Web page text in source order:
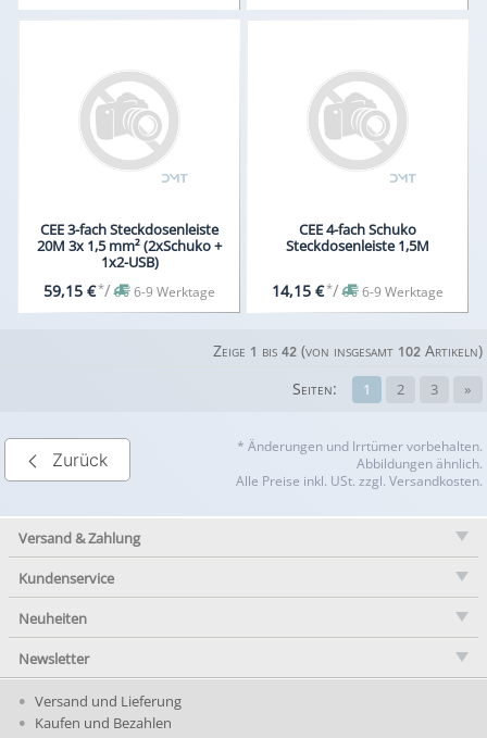
CEE 3-fach Steckdosenleiste
20M 3x 1,5 mm² (2xSchuko +
1x2-USB)
59,15 €*/ 6-9 Werktage
CEE 4-fach Schuko
Steckdosenleiste 1,5M
14,15 €*/ 6-9 Werktage
Zeige 1 bis 42(von insgesamt 102Artikeln)
1 2 3 »
Seiten:
Zurück
* Änderungen und Irrtümer vorbehalten.
Abbildungen ähnlich.
Alle Preise inkl. USt. zzgl. Versandkosten.
Versand & Zahlung
Kundenservice
Neuheiten
Newsletter
Versand und Lieferung
Kaufen und Bezahlen